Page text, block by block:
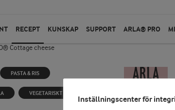
RECEPT KUNSKAP SUPPORT ARLA® PRO
Cottage cheese
PASTA & RIS
VEGETARISKT
Inställningscenter för